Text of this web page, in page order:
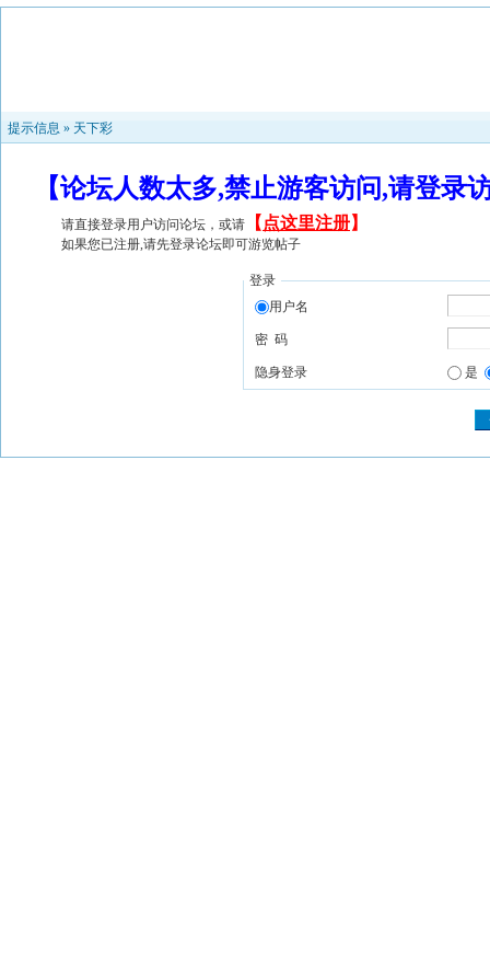
提示信息 » 天下彩
【论坛人数太多,禁止游客访问,请登
请直接登录用户访问论坛，或请 【 点这里注册】
如果您已注册,请先登录论坛即可游览帖子
登录
用户名
密 码
隐身登录 是